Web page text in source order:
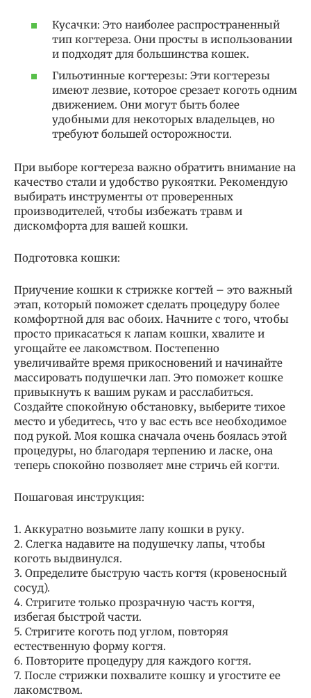
Кусачки: Это наиболее распространенный
тип когтереза. Они просты в использовании
и подходят для большинства кошек.
Гильотинные когтерезы: Эти когтерезы
имеют лезвие, которое срезает коготь одним
движением. Они могут быть более
удобными для некоторых владельцев, но
требуют большей осторожности.
При выборе когтереза важно обратить внимание на
качество стали и удобство рукоятки. Рекомендую
выбирать инструменты от проверенных
производителей, чтобы избежать травм и
дискомфорта для вашей кошки.
Подготовка кошки:
Приучение кошки к стрижке когтей – это важный
этап, который поможет сделать процедуру более
комфортной для вас обоих. Начните с того, чтобы
просто прикасаться к лапам кошки, хвалите и
угощайте ее лакомством. Постепенно
увеличивайте время прикосновений и начинайте
массировать подушечки лап. Это поможет кошке
привыкнуть к вашим рукам и расслабиться.
Создайте спокойную обстановку, выберите тихое
место и убедитесь, что у вас есть все необходимое
под рукой. Моя кошка сначала очень боялась этой
процедуры, но благодаря терпению и ласке, она
теперь спокойно позволяет мне стричь ей когти.
Пошаговая инструкция:
1. Аккуратно возьмите лапу кошки в руку.
2. Слегка надавите на подушечку лапы, чтобы
коготь выдвинулся.
3. Определите быструю часть когтя (кровеносный
сосуд).
4. Стригите только прозрачную часть когтя,
избегая быстрой части.
5. Стригите коготь под углом, повторяя
естественную форму когтя.
6. Повторите процедуру для каждого когтя.
7. После стрижки похвалите кошку и угостите ее
лакомством.